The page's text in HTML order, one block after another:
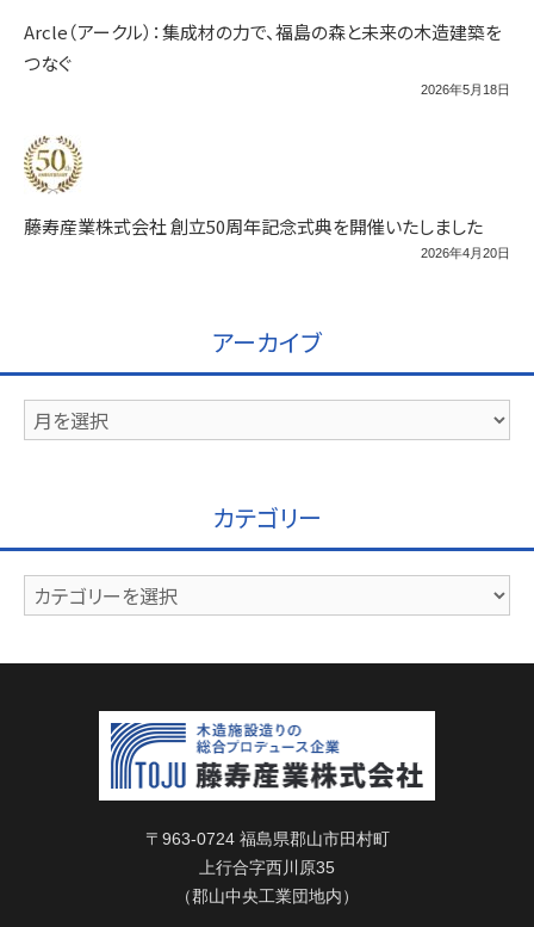
Arcle（アークル）：集成材の力で、福島の森と未来の木造建築を
つなぐ
2026年5月18日
藤寿産業株式会社 創立50周年記念式典を開催いたしました
2026年4月20日
アーカイブ
ア
ー
カテゴリー
カ
テ
〒963-0724 福島県郡山市田村町
上行合字西川原35
（郡山中央工業団地内）